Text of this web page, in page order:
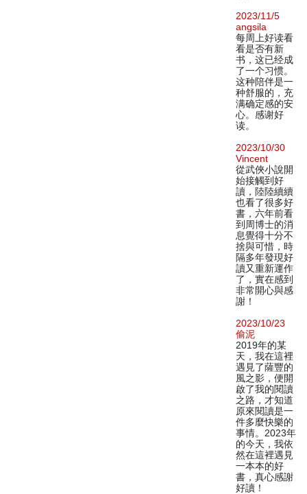
2023/11/5
angsila
每周上好读看
看是否有新
书，这已经成
了一个习惯。
这种陪伴是一
种舒服的，充
满确定感的安
心。感谢好
读。
2023/10/30
Vincent
從武俠小說開
始接觸到好
讀，陸陸續續
也看了很多好
書，六年前看
到周博士的消
息覺得十分不
捨與可惜，時
隔多年發現好
讀又重新運作
了，實在感到
非常開心與感
謝！
2023/10/23
偷泥
2019年的某
天，我在這裡
遇見了薩豐的
風之影，便開
啟了我的閱讀
之路，才知道
原來閱讀是一
件多麼快樂的
事情。2023年
的今天，我依
然在這裡遇見
一本本的好
書，真心感謝
好讀！